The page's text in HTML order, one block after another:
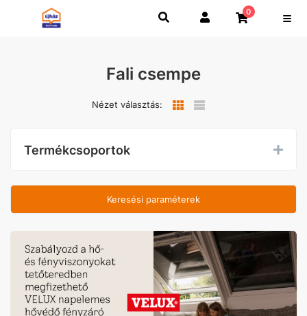
0
Fali csempe
Nézet választás:
Termékcsoportok
Keresési paraméterek